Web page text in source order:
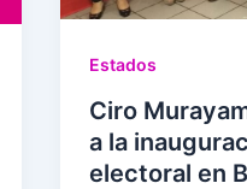
Estados
Ciro
a la
electoral en